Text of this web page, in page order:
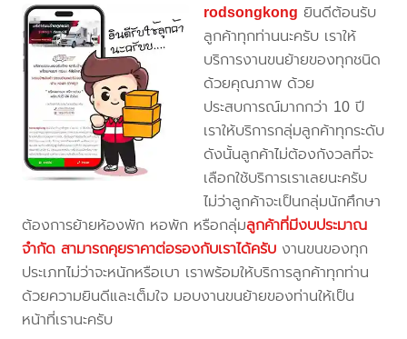
rodsongkong ยินดีต้อนรับ
ลูกค้าทุกท่านนะครับ เราให้
บริการงานขนย้ายของทุกชนิด
ด้วยคุณภาพ ด้วย
ประสบการณ์มากกว่า 10 ปี
เราให้บริการกลุ่มลูกค้าทุกระดับ
ดังนั้นลูกค้าไม่ต้องกังวลที่จะ
เลือกใช้บริการเราเลยนะครับ
ไม่ว่าลูกค้าจะเป็นกลุ่มนักศึกษา
ต้องการย้ายห้องพัก หอพัก หรือกลุ่มลูกค้าที่มีงบประมาณ
จำกัด สามารถคุยราคาต่อรองกับเราได้ครับ งานขนของทุก
ประเภทไม่ว่าจะหนักหรือเบา เราพร้อมให้บริการลูกค้าทุกท่าน
ด้วยความยินดีและเต็มใจ มอบงานขนย้ายของท่านให้เป็น
หน้าที่เรานะครับ